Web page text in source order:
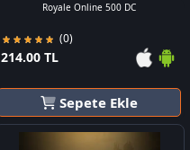
Royale Online 500 DC
(0)
214.00 TL
Sepete Ekle